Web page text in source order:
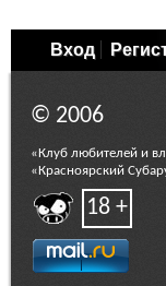
Вход
© 2006
«Клуб любителей и
«Красноярский
18 +